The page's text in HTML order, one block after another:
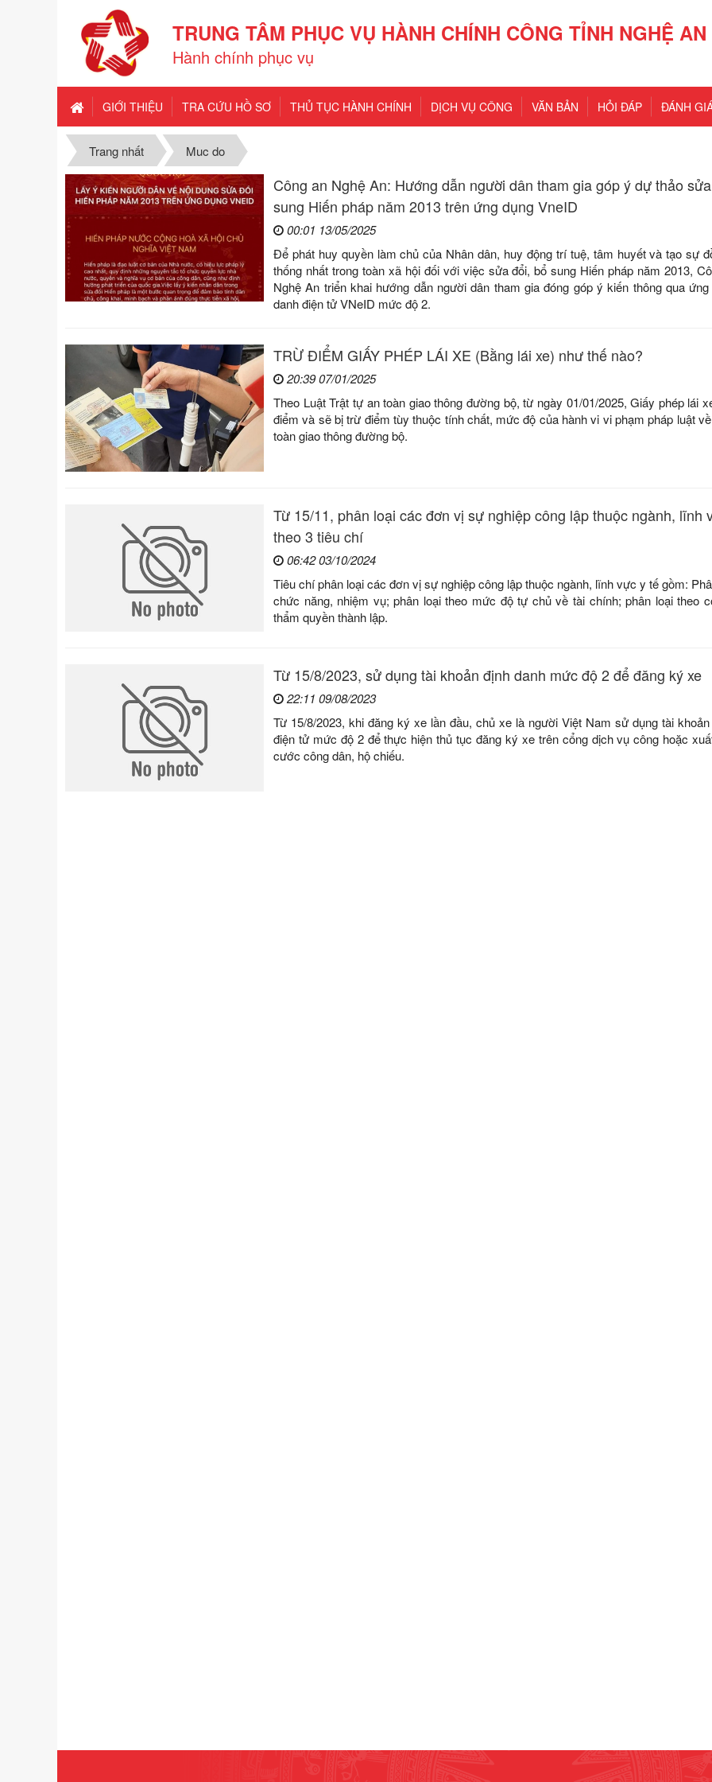
TRUNG TÂM PHỤC VỤ HÀNH CHÍNH CÔNG TỈNH NGHỆ AN
Hành chính phục vụ
GIỚI THIỆU TRA CỨU HỒ SƠ THỦ TỤC HÀNH CHÍNH DỊCH VỤ CÔNG VĂN BẢN HỎI ĐÁP ĐÁNH
Trang nhất Muc do
Công an Nghệ An: Hướng dẫn người dân tham gia góp ý dự thảo
sung Hiến pháp năm 2013 trên ứng dụng VneID
00:01 13/05/2025
Để phát huy quyền làm chủ của Nhân dân, huy động trí tuệ, tâm huyết và tạo sự
thống nhất trong toàn xã hội đối với việc sửa đổi, bổ sung Hiến pháp năm 2013,
Nghệ An triển khai hướng dẫn người dân tham gia đóng góp ý kiến thông qua
danh điện tử VNeID mức độ 2.
TRỪ ĐIỂM GIẤY PHÉP LÁI XE (Bằng lái xe) như thế nào?
20:39 07/01/2025
Theo Luật Trật tự an toàn giao thông đường bộ, từ ngày 01/01/2025, Giấy phép lái
điểm và sẽ bị trừ điểm tùy thuộc tính chất, mức độ của hành vi vi phạm pháp luật
toàn giao thông đường bộ.
Từ 15/11, phân loại các đơn vị sự nghiệp công lập thuộc ngành, lĩnh
theo 3 tiêu chí
06:42 03/10/2024
Tiêu chí phân loại các đơn vị sự nghiệp công lập thuộc ngành, lĩnh vực y tế gồm:
chức năng, nhiệm vụ; phân loại theo mức độ tự chủ về tài chính; phân loại theo
thẩm quyền thành lập.
Từ 15/8/2023, sử dụng tài khoản định danh mức độ 2 để đăng ký xe
22:11 09/08/2023
Từ 15/8/2023, khi đăng ký xe lần đầu, chủ xe là người Việt Nam sử dụng tài
điện tử mức độ 2 để thực hiện thủ tục đăng ký xe trên cổng dịch vụ công hoặc
cước công dân, hộ chiếu.